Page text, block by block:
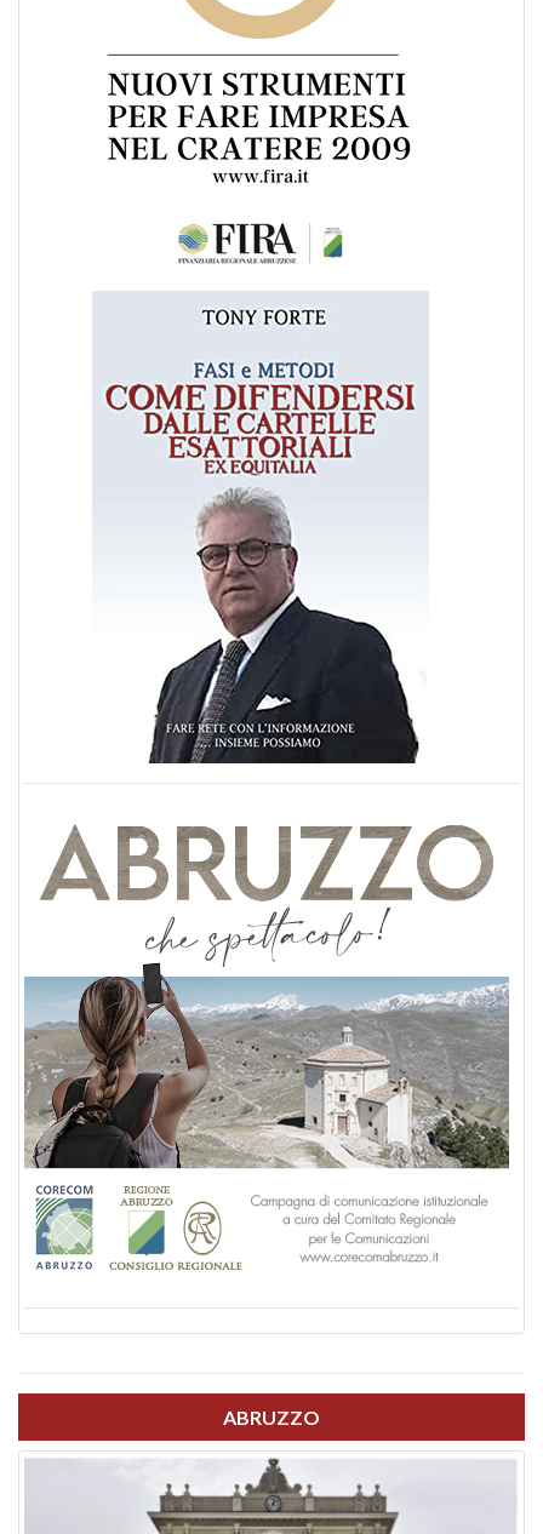
ABRUZZO